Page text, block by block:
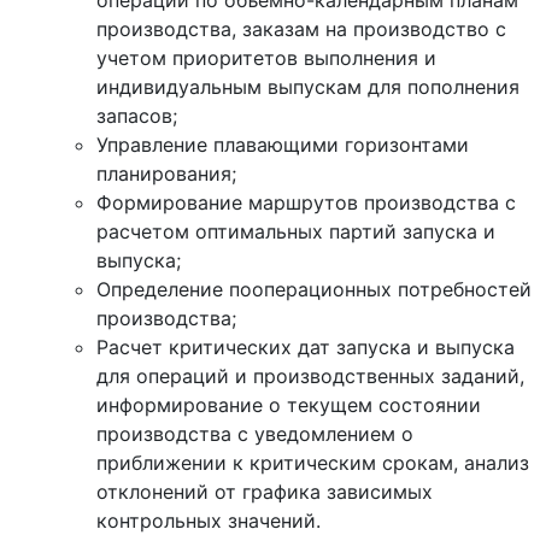
производства, заказам на производство с
учетом приоритетов выполнения и
индивидуальным выпускам для пополнения
запасов;
Управление плавающими горизонтами
планирования;
Формирование маршрутов производства с
расчетом оптимальных партий запуска и
выпуска;
Определение пооперационных потребностей
производства;
Расчет критических дат запуска и выпуска
для операций и производственных заданий,
информирование о текущем состоянии
производства с уведомлением о
приближении к критическим срокам, анализ
отклонений от графика зависимых
контрольных значений.